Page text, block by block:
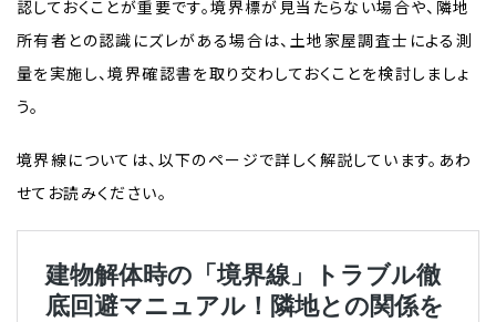
認しておくことが重要です。境界標が見当たらない場合や、隣地
所有者との認識にズレがある場合は、土地家屋調査士による測
量を実施し、境界確認書を取り交わしておくことを検討しましょ
う。
境界線については、以下のページで詳しく解説しています。あわ
せてお読みください。